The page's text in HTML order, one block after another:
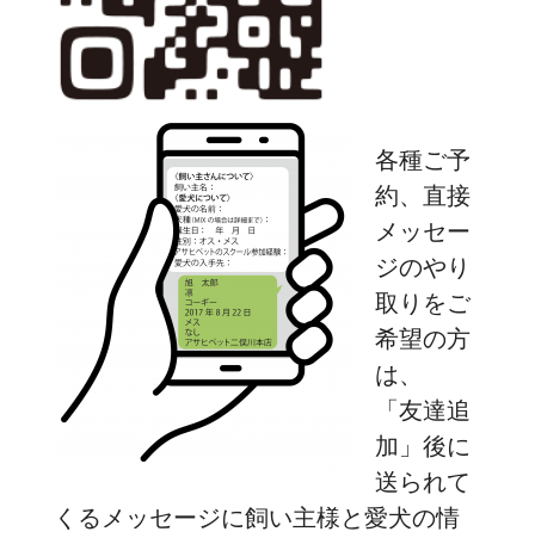
各種ご予
約、直接
メッセー
ジのやり
取りをご
希望の方
は、
「友達追
加」後に
送られて
くるメッセージに飼い主様と愛犬の情